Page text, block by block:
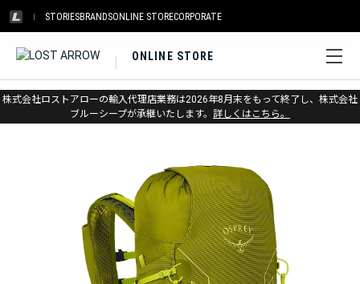
STORIESBRANDSONLINE STORECORPORATE
ONLINE STORE
株式会社ロストアローの輸入代理店業務は2026年8月末をもって終了し、株式会社
ブルーシープが承継いたします。 詳しくはこちら。
ホーム > オスプレー > アウトドア > バックパック（小～中型）